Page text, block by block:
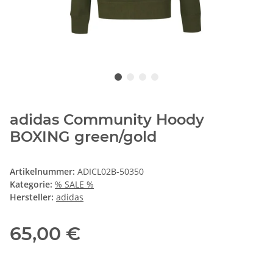
adidas Community Hoody
BOXING green/gold
Artikelnummer: ADICL02B-50350
Kategorie: % SALE %
Hersteller: adidas
65,00 €